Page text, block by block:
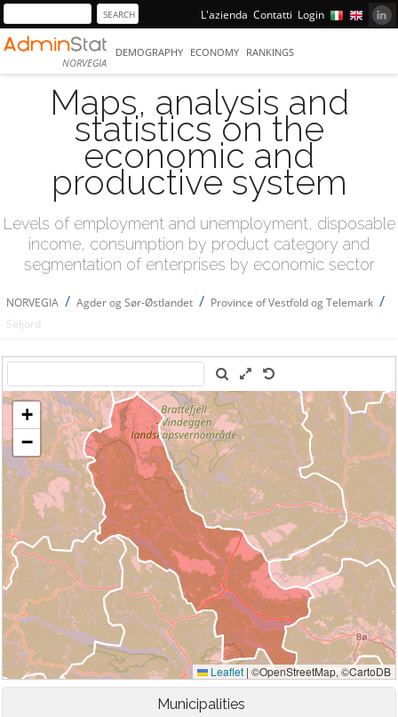
L'azienda Contatti Login
NORVEGIA
DEMOGRAPHY ECONOMY RANKINGS
Maps, analysis and
statistics on the
economic and
productive system
Levels of employment and unemployment, disposable
income, consumption by product category and
segmentation of enterprises by economic sector
NORVEGIA / Agder og Sør-Østlandet / Province of Vestfold og Telemark /
Seljord
Municipalities